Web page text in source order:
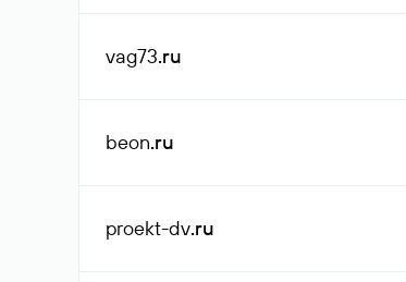
vag73.ru
beon.ru
proekt-dv.ru